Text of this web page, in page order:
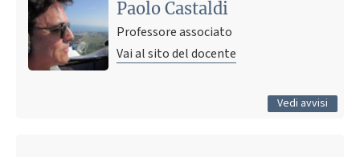
Paolo Castaldi
Professore associato
Vai al sito del docente
Vedi avvisi
25 novembre 2024 15:55
Tutti gli avvisi